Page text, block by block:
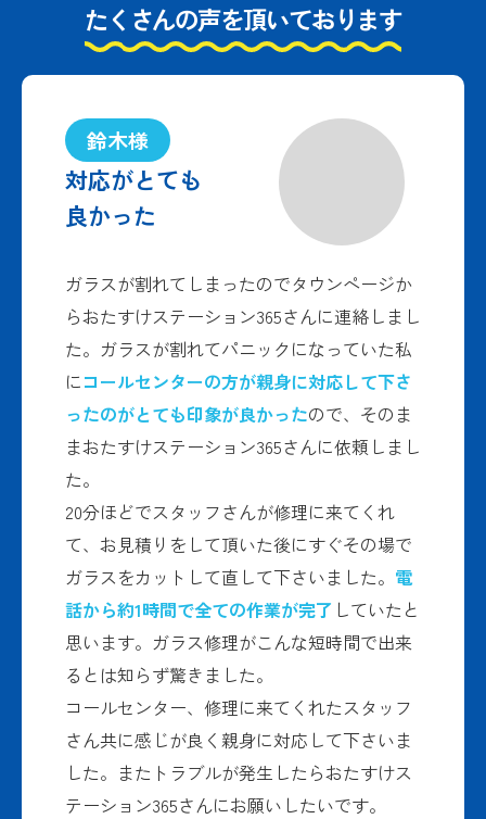
たくさんの声を頂いております
鈴木様
対応がとても
良かった
ガラスが割れてしまったのでタウンページか
らおたすけステーション365さんに連絡しまし
た。ガラスが割れてパニックになっていた私
にコールセンターの方が親身に対応して下さ
ったのがとても印象が良かったので、そのま
まおたすけステーション365さんに依頼しまし
た。
20分ほどでスタッフさんが修理に来てくれ
て、お見積りをして頂いた後にすぐその場で
ガラスをカットして直して下さいました。 電
話から約1時間で全ての作業が完了 していたと
思います。ガラス修理がこんな短時間で出来
るとは知らず驚きました。
コールセンター、修理に来てくれたスタッフ
さん共に感じが良く親身に対応して下さいま
した。またトラブルが発生したらおたすけス
テーション365さんにお願いしたいです。